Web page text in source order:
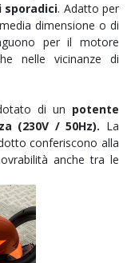
sporadici. Adatto per
dimensione o di
per il motore
nelle vicinanze di
di un potente
(230V / 50Hz). La
conferiscono alla
anche tra le